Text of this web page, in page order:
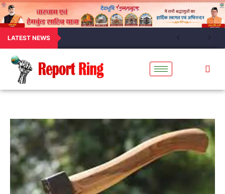
LATEST NEWS